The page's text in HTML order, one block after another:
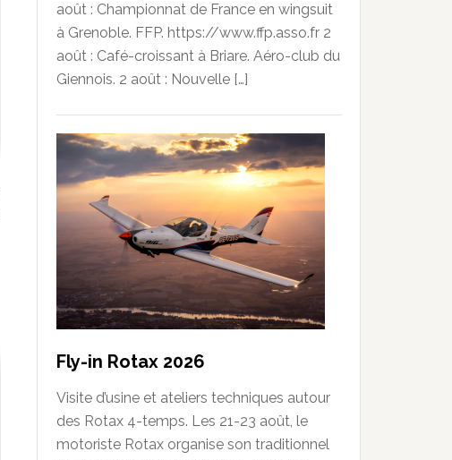
août : Championnat de France en wingsuit
à Grenoble. FFP. https://www.ffp.asso.fr 2
août : Café-croissant à Briare. Aéro-club du
Giennois. 2 août : Nouvelle […]
Fly-in Rotax 2026
Visite d’usine et ateliers techniques autour
des Rotax 4-temps. Les 21-23 août, le
motoriste Rotax organise son traditionnel